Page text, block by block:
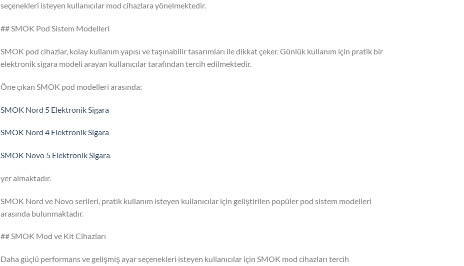
seçenekleri isteyen kullanıcılar mod cihazlara yönelmektedir.
## SMOK Pod Sistem Modelleri
SMOK pod cihazlar, kolay kullanım yapısı ve taşınabilir tasarımları ile dikkat çeker. Günlük kullanım için pratik bir
elektronik sigara modeli arayan kullanıcılar tarafından tercih edilmektedir.
Öne çıkan SMOK pod modelleri arasında:
SMOK Nord 5 Elektronik Sigara
SMOK Nord 4 Elektronik Sigara
SMOK Novo 5 Elektronik Sigara
yer almaktadır.
SMOK Nord ve Novo serileri, pratik kullanım isteyen kullanıcılar için geliştirilen popüler pod sistem modelleri
arasında bulunmaktadır.
## SMOK Mod ve Kit Cihazları
Daha güçlü performans ve gelişmiş ayar seçenekleri isteyen kullanıcılar için SMOK mod cihazları tercih